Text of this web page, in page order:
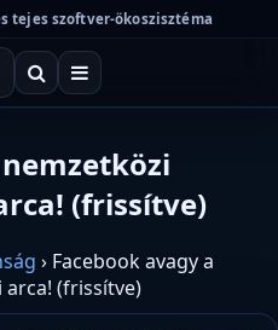
tejes szoftver-ökoszisztéma
(frissítve)
› Facebook avagy a
(frissítve)